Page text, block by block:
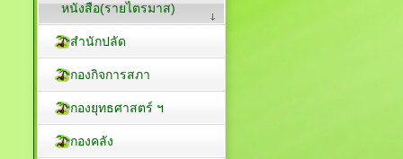
หนังสือ(รายไตรมาส)
สำนักปลัด
กองกิจการสภา
กองยุทธศาสตร์ ฯ
กองคลัง